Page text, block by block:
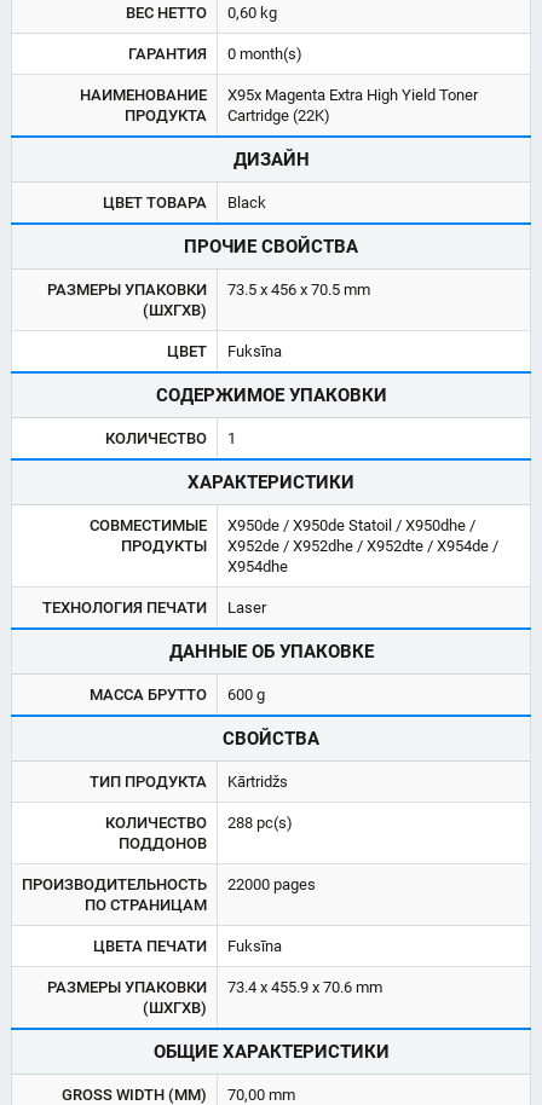
ВЕС НЕТТО 0,60 kg
ГАРАНТИЯ 0 month(s)
НАИМЕНОВАНИЕ
ПРОДУКТА
X95x Magenta Extra High Yield Toner
Cartridge (22K)
ДИЗАЙН
ЦВЕТ ТОВАРА Black
ПРОЧИЕ СВОЙСТВА
РАЗМЕРЫ УПАКОВКИ
(ШХГХВ)
73.5 x 456 x 70.5 mm
ЦВЕТ Fuksīna
СОДЕРЖИМОЕ УПАКОВКИ
КОЛИЧЕСТВО 1
ХАРАКТЕРИСТИКИ
СОВМЕСТИМЫЕ
ПРОДУКТЫ
X950de / X950de Statoil / X950dhe /
X952de / X952dhe / X952dte / X954de /
X954dhe
ТЕХНОЛОГИЯ ПЕЧАТИ Laser
ДАННЫЕ ОБ УПАКОВКЕ
МАССА БРУТТО 600 g
СВОЙСТВА
ТИП ПРОДУКТА Kārtridžs
КОЛИЧЕСТВО
ПОДДОНОВ
288 pc(s)
ПРОИЗВОДИТЕЛЬНОСТЬ
ПО СТРАНИЦАМ
22000 pages
ЦВЕТА ПЕЧАТИ Fuksīna
РАЗМЕРЫ УПАКОВКИ
(ШХГХВ)
73.4 x 455.9 x 70.6 mm
ОБЩИЕ ХАРАКТЕРИСТИКИ
GROSS WIDTH (MM) 70,00 mm